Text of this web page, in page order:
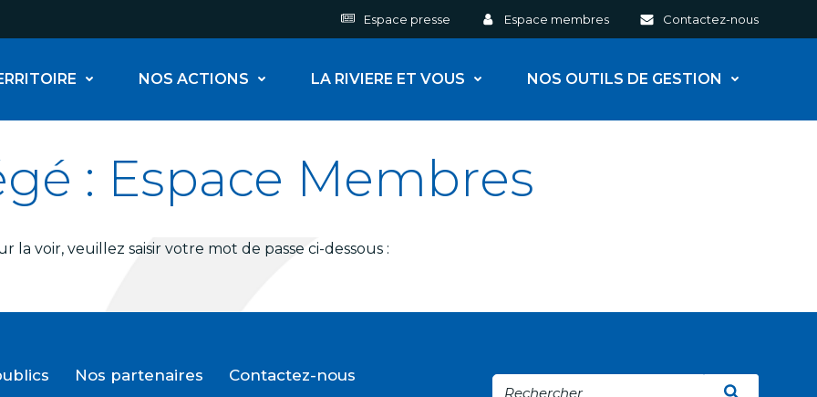
Espace presse Espace membres Contactez-nous
NOS ACTIONS LA RIVIERE ET VOUS NOS OUTILS DE GESTION
: Espace Membres
voir, veuillez saisir votre mot de passe ci-dessous :
Nos partenaires Contactez-nous